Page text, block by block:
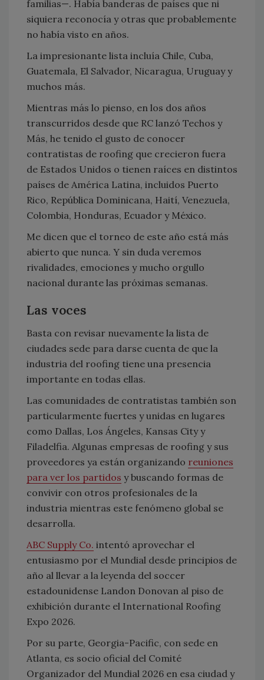
familias—. Había banderas de países que ni
siquiera reconocía y otras que probablemente
no había visto en años.
La impresionante lista incluía Chile, Cuba,
Guatemala, El Salvador, Nicaragua, Uruguay y
muchos más.
Mientras más lo pienso, en los dos años
transcurridos desde que RC lanzó Techos y
Más, he tenido el gusto de conocer
contratistas de roofing que crecieron fuera
de Estados Unidos o tienen raíces en distintos
países de América Latina, incluidos Puerto
Rico, República Dominicana, Haití, Venezuela,
Colombia, Honduras, Ecuador y México.
Me dicen que el torneo de este año está más
abierto que nunca. Y sin duda veremos
rivalidades, emociones y mucho orgullo
nacional durante las próximas semanas.
Las voces
Basta con revisar nuevamente la lista de
ciudades sede para darse cuenta de que la
industria del roofing tiene una presencia
importante en todas ellas.
Las comunidades de contratistas también son
particularmente fuertes y unidas en lugares
como Dallas, Los Ángeles, Kansas City y
Filadelfia. Algunas empresas de roofing y sus
proveedores ya están organizando reuniones
para ver los partidos y buscando formas de
convivir con otros profesionales de la
industria mientras este fenómeno global se
desarrolla.
ABC Supply Co. intentó aprovechar el
entusiasmo por el Mundial desde principios de
año al llevar a la leyenda del soccer
estadounidense Landon Donovan al piso de
exhibición durante el International Roofing
Expo 2026.
Por su parte, Georgia-Pacific, con sede en
Atlanta, es socio oficial del Comité
Organizador del Mundial 2026 en esa ciudad y